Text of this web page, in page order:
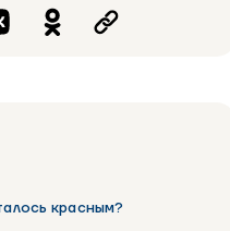
красным?